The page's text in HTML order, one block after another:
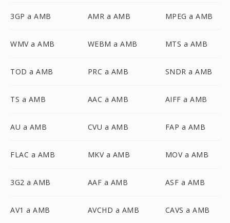
3GP a AMB AMR a AMB MPEG a AMB
WMV a AMB WEBM a AMB MTS a AMB
TOD a AMB PRC a AMB SNDR a AMB
TS a AMB AAC a AMB AIFF a AMB
AU a AMB CVU a AMB FAP a AMB
FLAC a AMB MKV a AMB MOV a AMB
3G2 a AMB AAF a AMB ASF a AMB
AV1 a AMB AVCHD a AMB CAVS a AMB